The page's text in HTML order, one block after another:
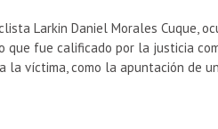
Larkin Daniel Morales Cuque ,
que fue calificado por la justicia
la víctima, como la apuntación de